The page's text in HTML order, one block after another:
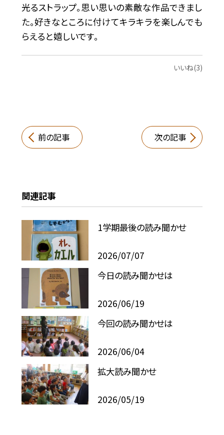
光るストラップ。思い思いの素敵な作品できまし
た。好きなところに付けてキラキラを楽しんでも
らえると嬉しいです。
いいね(3)
前の記事 次の記事
関連記事
1学期最後の読み聞かせ
2026/07/07
今日の読み聞かせは
2026/06/19
今回の読み聞かせは
2026/06/04
拡大読み聞かせ
2026/05/19